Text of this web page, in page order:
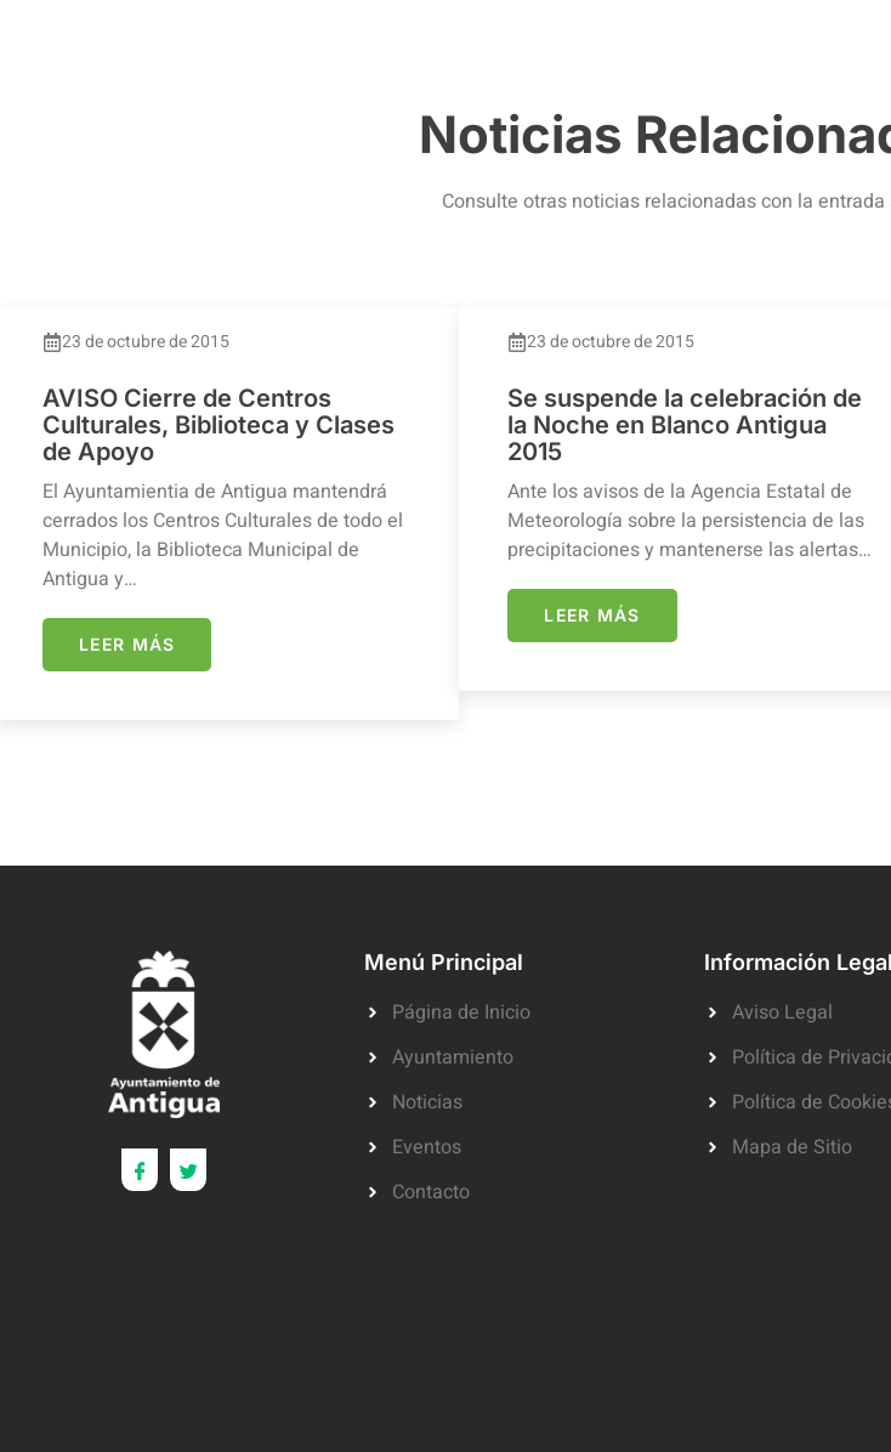
Noticias
Consulte otras noticias relacionadas con la entrada
23 de octubre de 2015
AVISO Cierre de Centros
Culturales, Biblioteca y Clases
de Apoyo
El Ayuntamientia de Antigua mantendrá
cerrados los Centros Culturales de todo el
Municipio, la Biblioteca Municipal de
Antigua y…
LEER MÁS
23 de octubre de 2015
Se suspende la celebración de
la Noche en Blanco Antigua
2015
Ante los avisos de la Agencia Estatal de
Meteorología sobre la persistencia de las
precipitaciones y mantenerse las alertas…
LEER MÁS
Menú Principal
Página de Inicio
Ayuntamiento
Noticias
Eventos
Contacto
Información Legal
Aviso Legal
Política de
Política de
Mapa de Sitio